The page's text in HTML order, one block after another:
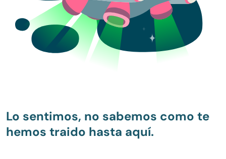
Lo sentimos, no sabemos como te
hemos traido hasta aquí.